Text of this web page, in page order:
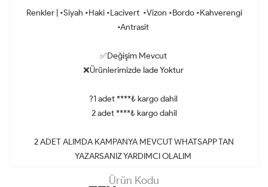
Renkler | •Siyah •Haki •Lacivert •Vizon •Bordo •Kahverengi
•Antrasit
✅Değişim Mevcut
❌Ürünlerimizde İade Yoktur
?1 adet ****₺ kargo dahil
2 adet ****₺ kargo dahil
2 ADET ALIMDA KAMPANYA MEVCUT WHATSAPP TAN
YAZARSANIZ YARDIMCI OLALIM
Ürün Kodu